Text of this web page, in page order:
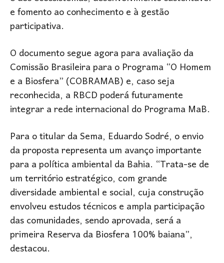
e fomento ao conhecimento e à gestão
participativa.
O documento segue agora para avaliação da
Comissão Brasileira para o Programa “O Homem
e a Biosfera” (COBRAMAB) e, caso seja
reconhecida, a RBCD poderá futuramente
integrar a rede internacional do Programa MaB.
Para o titular da Sema, Eduardo Sodré, o envio
da proposta representa um avanço importante
para a política ambiental da Bahia. “Trata-se de
um território estratégico, com grande
diversidade ambiental e social, cuja construção
envolveu estudos técnicos e ampla participação
das comunidades, sendo aprovada, será a
primeira Reserva da Biosfera 100% baiana”,
destacou.